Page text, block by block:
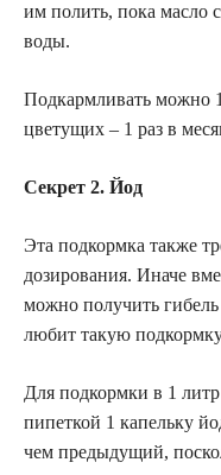
им полить, пока масло
воды.
Подкармливать можно
цветущих – 1 раз в
Секрет 2. Йод
Эта подкормка также
дозирования. Иначе
можно получить
любит такую
Для подкормки в 1
пипеткой 1 капельку
чем предыдущий,